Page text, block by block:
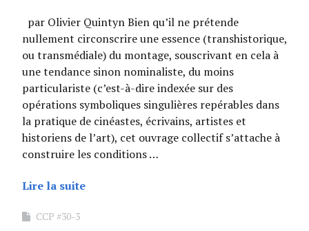
par Olivier Quintyn Bien qu’il ne prétende
nullement circonscrire une essence (transhistorique,
ou transmédiale) du montage, souscrivant en cela à
une tendance sinon nominaliste, du moins
particulariste (c’est-à-dire indexée sur des
opérations symboliques singulières repérables dans
la pratique de cinéastes, écrivains, artistes et
historiens de l’art), cet ouvrage collectif s’attache à
construire les conditions …
Lire la suite
CCP #30-3